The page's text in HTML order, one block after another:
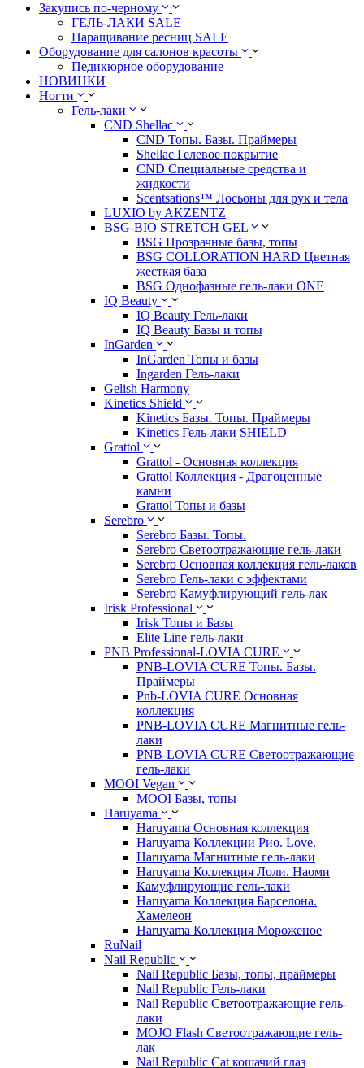
Закупись по-черному
ГЕЛЬ-ЛАКИ SALE
Наращивание ресниц SALE
Оборудование для салонов красоты
Педикюрное оборудование
НОВИНКИ
Ногти
Гель-лаки
CND Shellac
CND Топы. Базы. Праймеры
Shellac Гелевое покрытие
CND Специальные средства и
жидкости
Scentsations™ Лосьоны для рук и тела
LUXIO by AKZENTZ
BSG-BIO STRETCH GEL
BSG Прозрачные базы, топы
BSG COLLORATION HARD Цветная
жесткая база
BSG Однофазные гель-лаки ONE
IQ Beauty
IQ Beauty Гель-лаки
IQ Beauty Базы и топы
InGarden
InGarden Топы и базы
Ingarden Гель-лаки
Gelish Harmony
Kinetics Shield
Kinetics Базы. Топы. Праймеры
Kinetics Гель-лаки SHIELD
Grattol
Grattol - Oснoвнaя коллекция
Grattol Коллекция - Драгоценные
камни
Grattol Топы и базы
Serebro
Serebro Базы. Топы.
Serebro Светоотражающие гель-лаки
Serebro Основная коллекция гель-лаков
Serebro Гель-лаки с эффектами
Serebro Камуфлирующий гель-лак
Irisk Professional
Irisk Топы и Базы
Elite Line гель-лаки
PNB Professional-LOVIA CURE
PNB-LOVIA CURE Топы. Базы.
Праймеры
Pnb-LOVIA CURE Основная
коллекция
PNB-LOVIA CURE Магнитные гель-
лаки
PNB-LOVIA CURE Cветоотражающие
гель-лаки
MOOI Vegan
MOOI Базы, топы
Haruyama
Haruyama Основная коллекция
Haruyama Коллекции Рио. Love.
Haruyama Магнитные гель-лаки
Haruyama Коллекция Лоли. Наоми
Камуфлирующие гель-лаки
Haruyama Коллекция Барселона.
Хамелеон
Haruyama Коллекция Мороженое
RuNail
Nail Republic
Nail Republic Базы, топы, праймеры
Nail Republic Гель-лаки
Nail Republic Светоотражающие гель-
лаки
MOJO Flash Светоотражающие гель-
лак
Nail Republic Cat кошачий глаз